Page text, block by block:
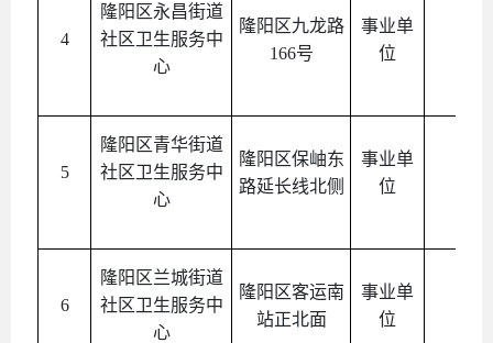
4
隆阳区永昌街道
社区卫生服务中
心
隆阳区九龙路
166号
事业单
位
5
隆阳区青华街道
社区卫生服务中
心
隆阳区保岫东
路延长线北侧
事业单
位
6
隆阳区兰城街道
社区卫生服务中
心
隆阳区客运南
站正北面
事业单
位